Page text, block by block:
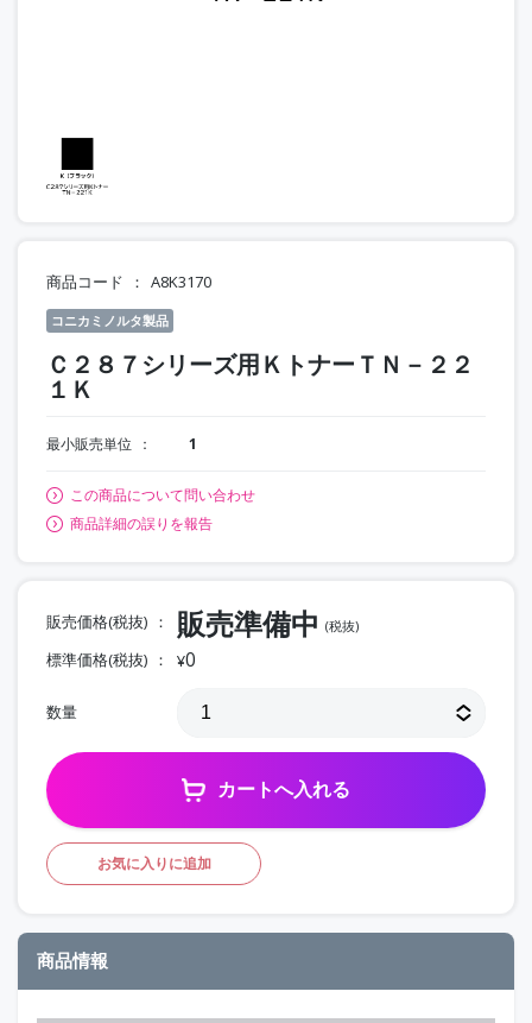
商品コード A8K3170
コニカミノルタ製品
Ｃ２８７シリーズ用ＫトナーＴＮ－２２
１Ｋ
最小販売単位 1
この商品について問い合わせ
商品詳細の誤りを報告
販売価格(税抜) 販売準備中 (税抜)
標準価格(税抜) ¥0
数量
カートへ入れる
お気に入りに追加
商品情報